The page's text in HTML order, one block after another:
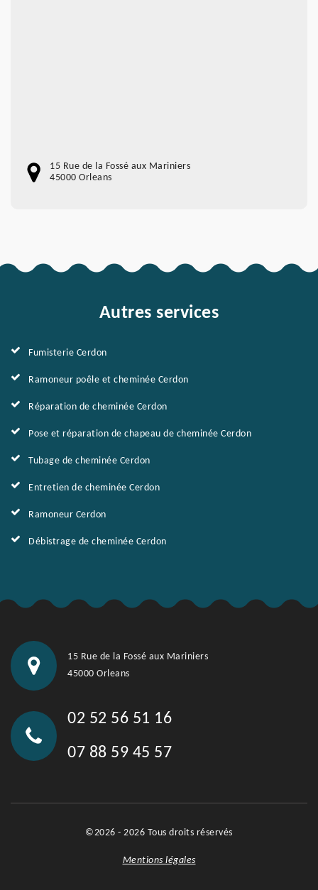
15 Rue de la Fossé aux Mariniers
45000 Orleans
Autres services
Fumisterie Cerdon
Ramoneur poêle et cheminée Cerdon
Réparation de cheminée Cerdon
Pose et réparation de chapeau de cheminée Cerdon
Tubage de cheminée Cerdon
Entretien de cheminée Cerdon
Ramoneur Cerdon
Débistrage de cheminée Cerdon
15 Rue de la Fossé aux Mariniers
45000 Orleans
02 52 56 51 16
07 88 59 45 57
©2026 - 2026 Tous droits réservés
Mentions légales